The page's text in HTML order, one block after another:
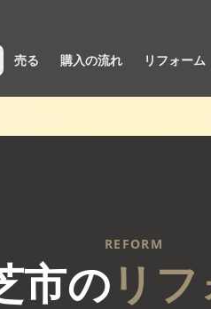
売る 購入の流れ リフォーム
REFORM
市の リ